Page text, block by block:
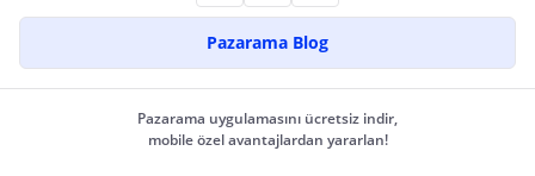
Pazarama Blog
Pazarama uygulamasını ücretsiz indir,
mobile özel avantajlardan yararlan!